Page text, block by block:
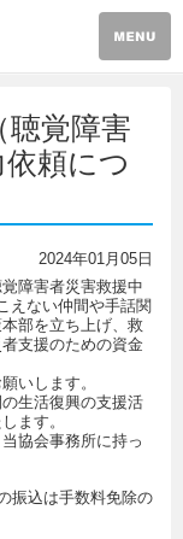
聴覚障害
頼につ
2024年01月05日
障害者災害救援中
えない仲間や手話関
部を立ち上げ、救
支援のための資金
いします。
生活復興の支援活
ます。
協会事務所に持っ
振込は手数料免除の